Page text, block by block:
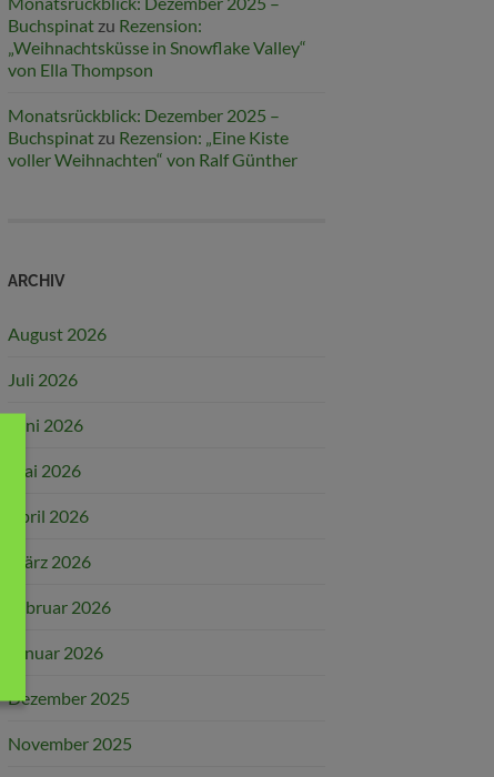
Buchspinat zu Rezension:
„Weihnachtsküsse in Snowflake Valley“
von Ella Thompson
Monatsrückblick: Dezember 2025 –
Buchspinat zu Rezension: „Eine Kiste
voller Weihnachten“ von Ralf Günther
ARCHIV
August 2026
Juli 2026
Juni 2026
Mai 2026
April 2026
März 2026
Februar 2026
Januar 2026
Dezember 2025
November 2025